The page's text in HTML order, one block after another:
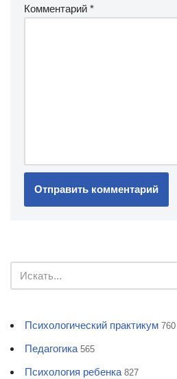
Комментарий *
Психологический практикум 760
Педагогика 565
Психология ребенка 827